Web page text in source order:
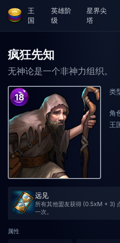
王
国
英雄阶
级
星界尖
塔
疯狂先知
无神论是一个非神力组织。
18
类
角
王
远见
所有其他盟友获得 (0.5xM + 3)
一次。
属性